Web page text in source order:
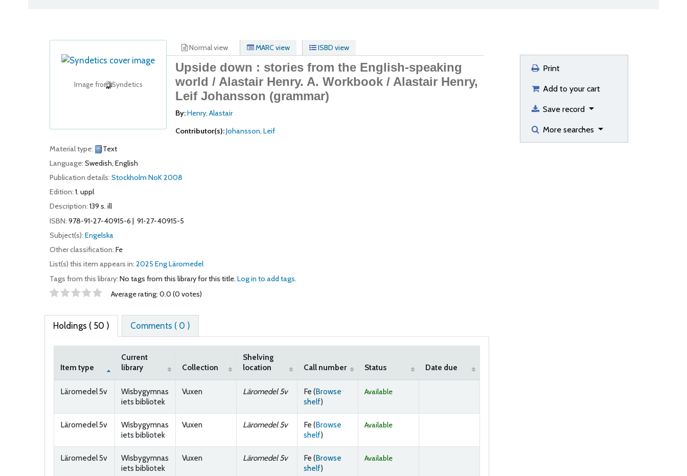
Image from Syndetics
Normal view MARC view ISBD view
Upside down : stories from the English-speaking
world / Alastair Henry. A. Workbook / Alastair Henry,
Leif Johansson (grammar)
By:Henry, Alastair
Contributor(s):Johansson, Leif
Material type:
Text
Language: Swedish, English
Publication details: Stockholm NoK2008
Edition: 1. uppl
Description: 139 s. ill
ISBN: 978-91-27-40915-6
91-27-40915-5
Subject(s): Engelska
Other classification: Fe
List(s) this item appears in: 2025 Eng Läromedel
Tags from this library: No tags from this library for this title. Log in to add tags.
Star ratings Average rating: 0.0 (0 votes)
Holdings ( 50 ) Comments ( 0 )
Item type
Current
library
Collection
Shelving
location
Call number Status Date due
Läromedel 5v
Wisbygymnas
iets bibliotek
Vuxen Läromedel 5v Fe (Browse
shelf(Opens below)
)
Available
Läromedel 5v
Wisbygymnas
iets bibliotek
Vuxen Läromedel 5v Fe (Browse
shelf(Opens below)
)
Available
Läromedel 5v
Wisbygymnas
iets bibliotek
Vuxen Läromedel 5v Fe (Browse
shelf(Opens below)
)
Available
Print
Add to your cart
Save record
More searches